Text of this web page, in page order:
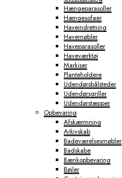
Hængeparasoller
Hængesofaer
Haveindretning
Havemøbler
Haveparasoller
Haveværktøj
Markiser
Planteholdere
Udendørsbålsteder
Udendørsgriller
Udendørstæpper
Opbevaring
Afskærmning
Arkivskab
Badeværelsesmøbler
Badskabe
Bænkopbevaring
Bøjler